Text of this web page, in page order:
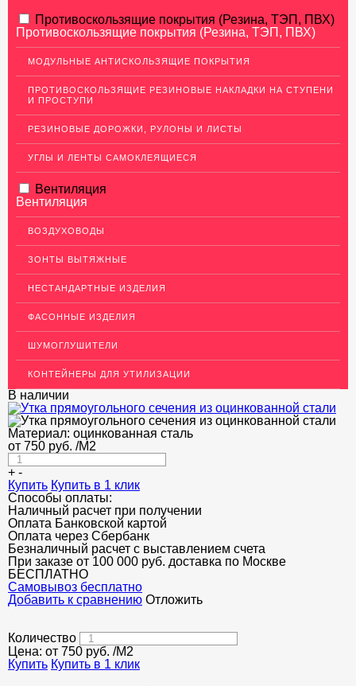
АЛЮМИНИЕВЫЙ ПРОКАТ
НЕРЖАВЕЮЩАЯ СТАЛЬ
МЕДНЫЙ ПРОКАТ
ЛАТУННЫЙ ПРОКАТ
ДЕКОР НЕРЖАВЕЙКА
ОГРАЖДЕНИЯ ДЛЯ ЛЕСТНИЦ
ЭЛЕКТРОДЫ
ДЕКОРАТИВНЫЙ УГОЛОК
МЕТАЛЛИЧЕСКИЕ ПОРОГИ НАПОЛЬНЫЕ (ДЛЯ ПОЛА),
РАСКЛАДКА, ПЛИНТУС
ПОТОЛКИ
АКЦИИ
НЕДОРОГОЙ МЕТАЛЛОПРОКАТ
Противоскользящие покрытия (Резина, ТЭП, ПВХ)
Противоскользящие покрытия (Резина, ТЭП, ПВХ)
МОДУЛЬНЫЕ АНТИСКОЛЬЗЯЩИЕ ПОКРЫТИЯ
ПРОТИВОСКОЛЬЗЯЩИЕ РЕЗИНОВЫЕ НАКЛАДКИ НА СТУПЕНИ
И ПРОСТУПИ
РЕЗИНОВЫЕ ДОРОЖКИ, РУЛОНЫ И ЛИСТЫ
УГЛЫ И ЛЕНТЫ САМОКЛЕЯЩИЕСЯ
Вентиляция
Вентиляция
ВОЗДУХОВОДЫ
ЗОНТЫ ВЫТЯЖНЫЕ
НЕСТАНДАРТНЫЕ ИЗДЕЛИЯ
ФАСОННЫЕ ИЗДЕЛИЯ
ШУМОГЛУШИТЕЛИ
КОНТЕЙНЕРЫ ДЛЯ УТИЛИЗАЦИИ
В наличии
Материал: оцинкованная сталь
от 750 руб. /М2
+ -
Купить Купить в 1 клик
Способы оплаты:
Наличный расчет при получении
Оплата Банковской картой
Оплата через Сбербанк
Безналичный расчет с выставлением счета
При заказе от 100 000 руб. доставка по Москве
БЕСПЛАТНО
Cамовывоз бесплатно
Добавить к сравнению Отложить
Количество
Цена: от 750 руб. /М2
Купить Купить в 1 клик